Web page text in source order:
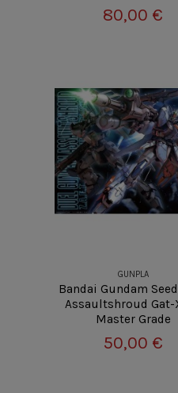
80,00 €
GUNPLA
Bandai Gundam
Assaultshroud Gat-
Master Grade
50,00 €